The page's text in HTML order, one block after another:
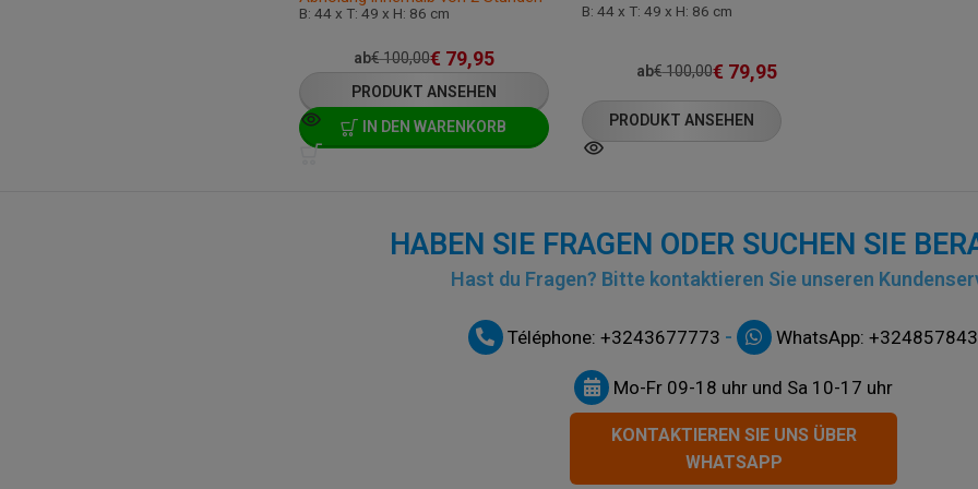
B: 44 x T: 49 x H: 86 cm
ab€100,00€ 79,95
PRODUKT ANSEHEN
IN DEN WARENKORB
B: 44 x T: 49 x H: 86 cm
ab€100,00€ 79,95
PRODUKT ANSEHEN
HABEN SIE FRAGEN ODER SUCHEN SIE
Hast du Fragen? Bitte kontaktieren Sie unseren
Téléphone: +3243677773 - WhatsApp:
Mo-Fr 09-18 uhr und Sa 10-17 uhr
KONTAKTIEREN SIE UNS ÜBER
WHATSAPP